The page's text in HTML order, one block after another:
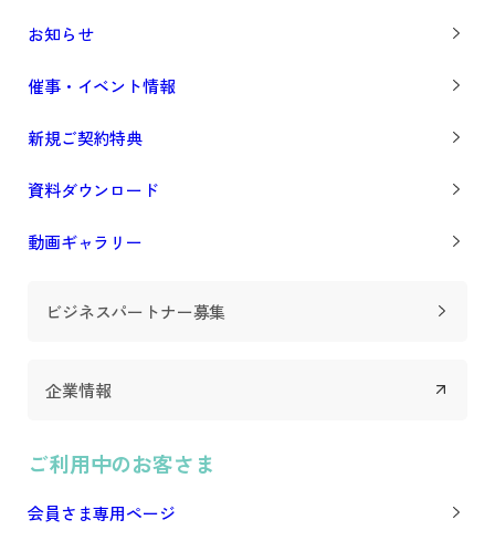
お知らせ
催事・イベント情報
新規ご契約特典
資料ダウンロード
動画ギャラリー
ビジネスパートナー募集
企業情報
ご利用中のお客さま
会員さま専用ページ